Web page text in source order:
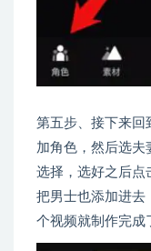
第五步、接下来回
加角色，然后选夫
选择，选好之后点
把男士也添加进去
个视频就制作完成